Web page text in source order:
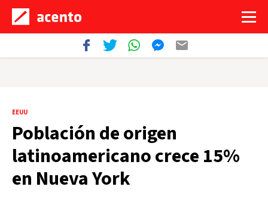
EEUU
Población de origen
latinoamericano crece 15%
en Nueva York